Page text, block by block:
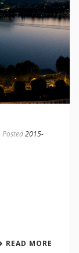
Posted2015-
READ MORE